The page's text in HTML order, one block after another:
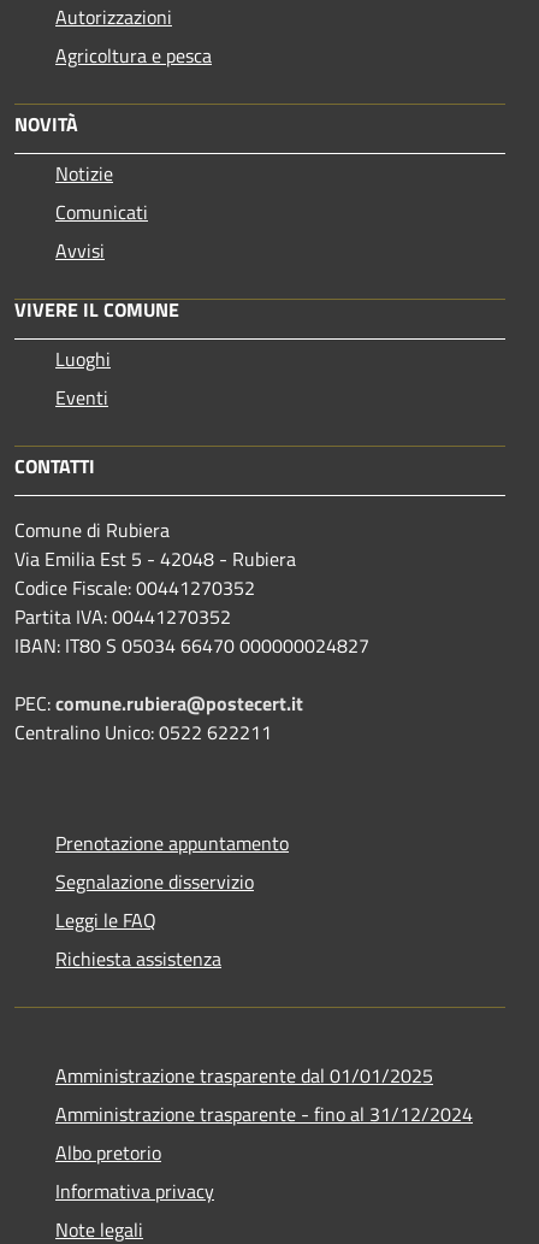
Autorizzazioni
Agricoltura e pesca
NOVITÀ
Notizie
Comunicati
Avvisi
VIVERE IL COMUNE
Luoghi
Eventi
CONTATTI
Comune di Rubiera
Via Emilia Est 5 - 42048 - Rubiera
Codice Fiscale: 00441270352
Partita IVA: 00441270352
IBAN: IT80 S 05034 66470 000000024827
PEC:comune.rubiera@postecert.it
Centralino Unico: 0522 622211
Prenotazione appuntamento
Segnalazione disservizio
Leggi le FAQ
Richiesta assistenza
Amministrazione trasparente dal 01/01/2025
Amministrazione trasparente - fino al 31/12/2024
Albo pretorio
Informativa privacy
Note legali